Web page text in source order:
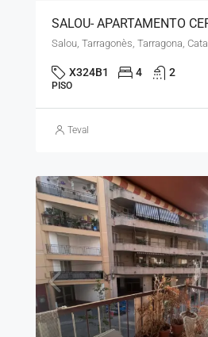
Salou, Tarragonès, Tarragona,
X324B1 4 2
PISO
Teval